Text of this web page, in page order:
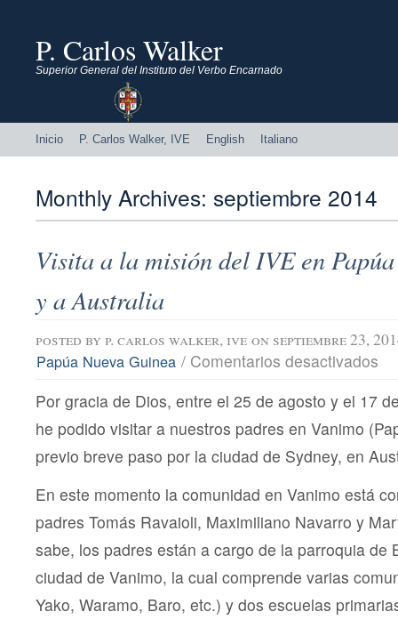
P. Carlos Walker
Superior General del Instituto del Verbo Encarnado
Inicio P. Carlos Walker, IVE English Italiano
Monthly Archives: septiembre 2014
Visita a la misión del IVE en
y a Australia
posted by p. carlos walker, ive on septiembre 23,
Papúa Nueva Guinea / Comentarios desactivados
la
del
en
y
Por gracia de Dios, entre el 25 de agosto y el 17
he podido visitar a nuestros padres en Vanimo
previo breve paso por la ciudad de Sydney, en
En este momento la comunidad en Vanimo está
padres Tomás Ravaioli, Maximiliano Navarro y
sabe, los padres están a cargo de la parroquia de
ciudad de Vanimo, la cual comprende varias
Yako, Waramo, Baro, etc.) y dos escuelas